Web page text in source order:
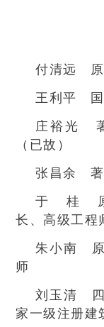
付清远 原
王利平 国
庄裕光
（已故）
张昌余 著
于 桂 原
长、高级工
朱小南 原
师
刘玉清 四
家一级注册建